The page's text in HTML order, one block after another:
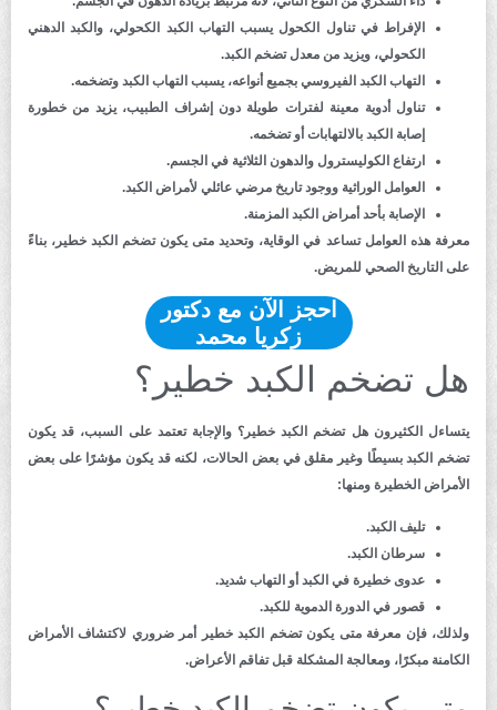
الإفراط في تناول الكحول يسبب التهاب الكبد الكحولي، والكبد الدهني
الكحولي، ويزيد من معدل تضخم الكبد.
التهاب الكبد الفيروسي بجميع أنواعه، يسبب التهاب الكبد وتضخمه.
تناول أدوية معينة لفترات طويلة دون إشراف الطبيب، يزيد من خطورة
إصابة الكبد بالالتهابات أو تضخمه.
ارتفاع الكوليسترول والدهون الثلاثية في الجسم.
العوامل الوراثية ووجود تاريخ مرضي عائلي لأمراض الكبد.
الإصابة بأحد أمراض الكبد المزمنة.
معرفة هذه العوامل تساعد في الوقاية، وتحديد متى يكون تضخم الكبد خطير، بناءً
على التاريخ الصحي للمريض.
احجز الآن مع دكتور
زكريا محمد
هل تضخم الكبد خطير؟
يتساءل الكثيرون هل تضخم الكبد خطير؟ والإجابة تعتمد على السبب، قد يكون
تضخم الكبد بسيطًا وغير مقلق في بعض الحالات، لكنه قد يكون مؤشرًا على بعض
الأمراض الخطيرة ومنها:
تليف الكبد.
سرطان الكبد.
عدوى خطيرة في الكبد أو التهاب شديد.
قصور في الدورة الدموية للكبد.
ولذلك، فإن معرفة متى يكون تضخم الكبد خطير أمر ضروري لاكتشاف الأمراض
الكامنة مبكرًا، ومعالجة المشكلة قبل تفاقم الأعراض.